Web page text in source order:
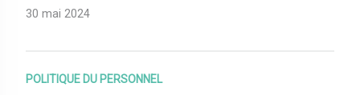
30 mai 2024
POLITIQUE DU PERSONNEL